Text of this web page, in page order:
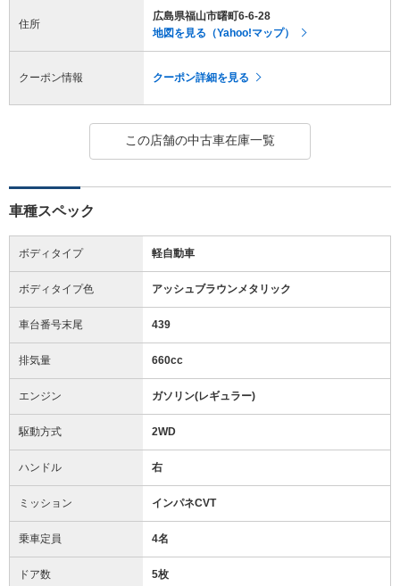
住所
広島県福山市曙町6-6-28
地図を見る（Yahoo!マップ）
クーポン情報 クーポン詳細を見る
この店舗の中古車在庫一覧
車種スペック
ボディタイプ 軽自動車
ボディタイプ色 アッシュブラウンメタリック
車台番号末尾 439
排気量 660cc
エンジン ガソリン(レギュラー)
駆動方式 2WD
ハンドル 右
ミッション インパネCVT
乗車定員 4名
ドア数 5枚